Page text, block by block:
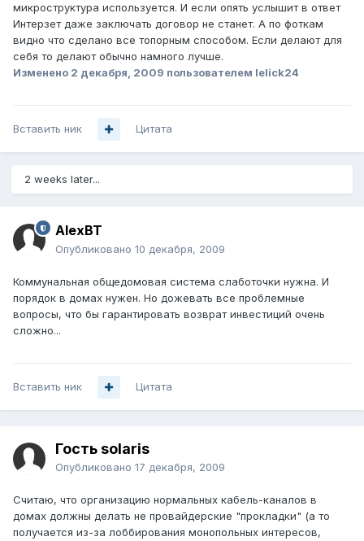
микроструктура используется. И если опять услышит в ответ
Интерзет даже заключать договор не станет. А по фоткам
видно что сделано все топорным способом. Если делают для
себя то делают обычно намного лучше.
Изменено 2 декабря, 2009 пользователем lelick24
Вставить ник Цитата
2 weeks later...
AlexBT
Опубликовано 10 декабря, 2009
Коммунальная общедомовая система слаботочки нужна. И
порядок в домах нужен. Но дожевать все проблемные
вопросы, что бы гарантировать возврат инвестиций очень
сложно...
Вставить ник Цитата
Гость solaris
Опубликовано 17 декабря, 2009
Считаю, что организацию нормальных кабель-каналов в
домах должны делать не провайдерские "прокладки" (а то
получается из-за лоббирования монопольных интересов,